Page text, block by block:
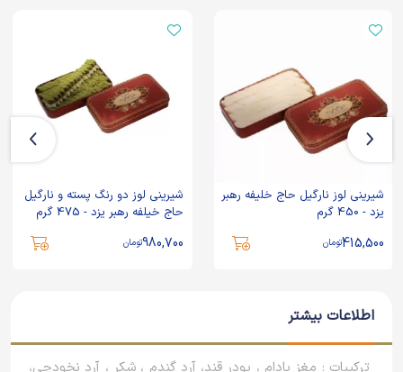
شیرینی لوز نارگیل حاج خلیفه رهبر
یزد - 450 گرم
415,500تومان
شیرینی لوز دو رنگ پسته و نارگیل
حاج خیلفه رهبر یزد - 475 گرم
980,700تومان
اطلاعات بیشتر